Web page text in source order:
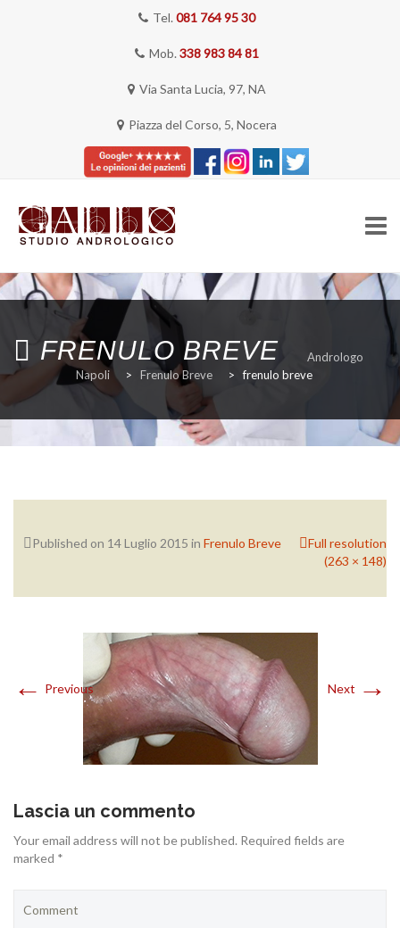
Tel. 081 764 95 30
Mob. 338 983 84 81
Via Santa Lucia, 97, NA
Piazza del Corso, 5, Nocera
Skip
to
content
PATOLOGIE ANDROLOGICHE
QUESTIONARI ANDROLOGIA
FRENULO BREVE
Andrologo
Napoli
> Frenulo Breve > frenulo breve
Published on 14 Luglio 2015 in Frenulo Breve
Full resolution
(263 × 148)
← Previous Next →
Lascia un commento
Your email address will not be published. Required fields are
marked *